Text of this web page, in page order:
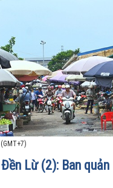
Đền Lừ (2): Ban